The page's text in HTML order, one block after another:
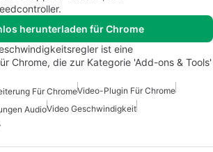
herunterladen für Chrome
ist eine
Chrome, die zur Kategorie 'Add-ons & Tools'
Für ChromeVideo-Plugin Für Chrome
AudioVideo Geschwindigkeit